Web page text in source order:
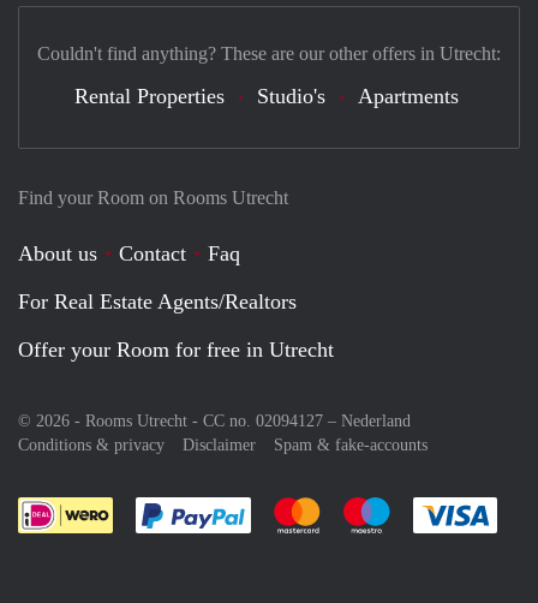
Find your Room on Rooms Utrecht
About us Contact
Faq
For Real Estate Agents/Realtors
Offer your Room for free in Utrecht
© 2026 - Rooms Utrecht - CC no. 02094127 – Nederland
Conditions & privacy
Disclaimer Spam & fake-accounts
Pay easily with :payment method
Pay easily with :payment
Pay easily with
Couldn't find anything? These are our other offers in Utrecht:
Rental Properties Studio's Apartments